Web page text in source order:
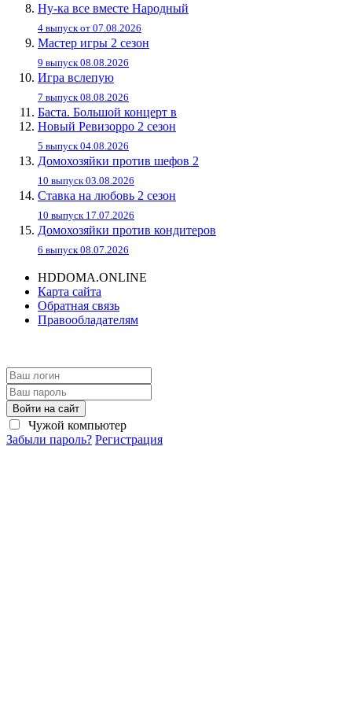
Ну-ка все вместе Народный
4 выпуск от 07.08.2026
Мастер игры 2 сезон
9 выпуск 08.08.2026
Игра вслепую
7 выпуск 08.08.2026
Баста. Большой концерт в
Новый Ревизорро 2 сезон
5 выпуск 04.08.2026
Домохозяйки против шефов 2
10 выпуск 03.08.2026
Ставка на любовь 2 сезон
10 выпуск 17.07.2026
Домохозяйки против кондитеров
6 выпуск 08.07.2026
HDDOMA.ONLINE
Карта сайта
Обратная связь
Правообладателям
Войти на сайт
Чужой компьютер
Забыли пароль? Регистрация